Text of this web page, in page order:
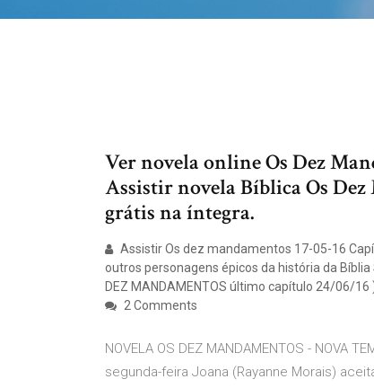
Ver novela online Os Dez
Assistir novela Bíblica Os
grátis na íntegra.
Assistir Os dez mandamentos 17-05-16
outros personagens épicos da história da
DEZ MANDAMENTOS último capítulo 24/06/16
2 Comments
NOVELA OS DEZ MANDAMENTOS - NOVA
segunda-feira Joana (Rayanne Morais)